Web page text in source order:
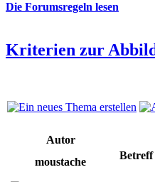
Die Forumsregeln lesen
Kriterien zur
Autor
moustache
Betreff